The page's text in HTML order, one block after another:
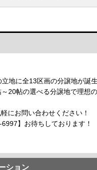
地に全13区画の分譲地が誕
20帖の選べる分譲地で理想
にお問い合わせください！
】お待ちしております！
ション